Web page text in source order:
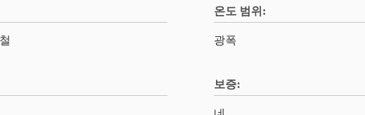
온도 범위:
광폭
보증: